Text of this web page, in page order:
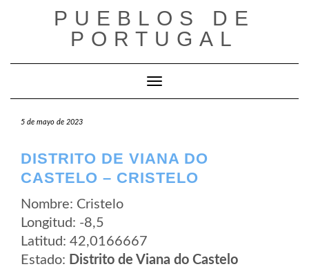
PUEBLOS DE
PORTUGAL
Cambiar modo de navegación
5 de mayo de 2023
DISTRITO DE VIANA DO
CASTELO – CRISTELO
Nombre: Cristelo
Longitud: -8,5
Latitud: 42,0166667
Estado: Distrito de Viana do Castelo